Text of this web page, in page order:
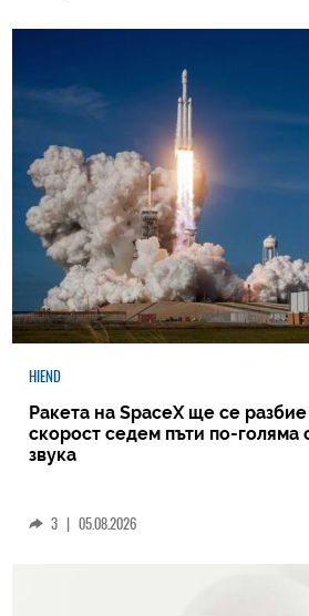
HIEND
Ракета на SpaceX ще се
скорост седем пъти по-голяма
звука
3 | 05.08.2026